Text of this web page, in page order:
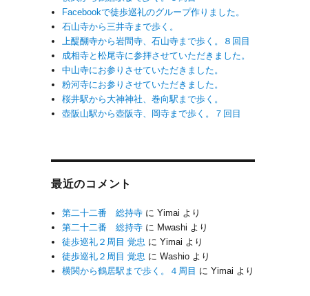
Facebookで徒歩巡礼のグループ作りました。
石山寺から三井寺まで歩く。
上醍醐寺から岩間寺、石山寺まで歩く。８回目
成相寺と松尾寺に参拝させていただきました。
中山寺にお参りさせていただきました。
粉河寺にお参りさせていただきました。
桜井駅から大神神社、巻向駅まで歩く。
壺阪山駅から壺阪寺、岡寺まで歩く。７回目
最近のコメント
第二十二番 総持寺 にYimai より
第二十二番 総持寺 に Mwashi より
徒歩巡礼２周目 覚忠 にYimai より
徒歩巡礼２周目 覚忠 にWashio より
横関から鶴居駅まで歩く。４周目 にYimai より